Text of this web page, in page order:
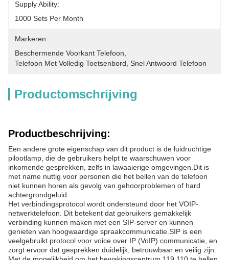
Supply Ability:
1000 Sets Per Month
Markeren:
Beschermende Voorkant Telefoon
Telefoon Met Volledig Toetsenbord
Snel Antwoord Telefoon
Productomschrijving
Productbeschrijving:
Een andere grote eigenschap van dit product is de luidruchtige
pilootlamp, die de gebruikers helpt te waarschuwen voor
inkomende gesprekken, zelfs in lawaaierige omgevingen.Dit is
met name nuttig voor personen die het bellen van de telefoon
niet kunnen horen als gevolg van gehoorproblemen of hard
achtergrondgeluid.
Het verbindingsprotocol wordt ondersteund door het VOIP-
netwerktelefoon. Dit betekent dat gebruikers gemakkelijk
verbinding kunnen maken met een SIP-server en kunnen
genieten van hoogwaardige spraakcommunicatie.SIP is een
veelgebruikt protocol voor voice over IP (VoIP) communicatie, en
zorgt ervoor dat gesprekken duidelijk, betrouwbaar en veilig zijn.